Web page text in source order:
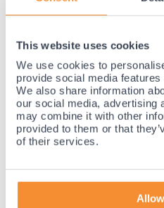
This website uses cookies
We use cookies to
provide social media
We also share information
our social media, advertising
may combine it with other
provided to them or that
of their services.
35 jaar medische ervaring!
Nr.1 in Benelux en Duitsland!
Gratis verzending vanaf €50,-
Voor 21:30 besteld, morgen
Gratis retourneren en 14 dagen
Achteraf betalen mogelijk!